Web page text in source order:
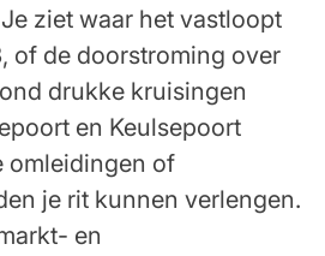
ziet waar het vastloopt
of de doorstroming over
drukke kruisingen
en Keulsepoort
omleidingen of
je rit kunnen verlengen.
en